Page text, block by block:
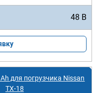
48 В
для погрузчика Nissan
TX-18